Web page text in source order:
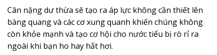
Cân nặng dư thừa sẽ tạo ra áp lực không cần thiết lên
bàng quang và các cơ xung quanh khiến chúng không
còn khỏe mạnh và tạo cơ hội cho nước tiểu bị rò rỉ ra
ngoài khi bạn ho hay hắt hơi.